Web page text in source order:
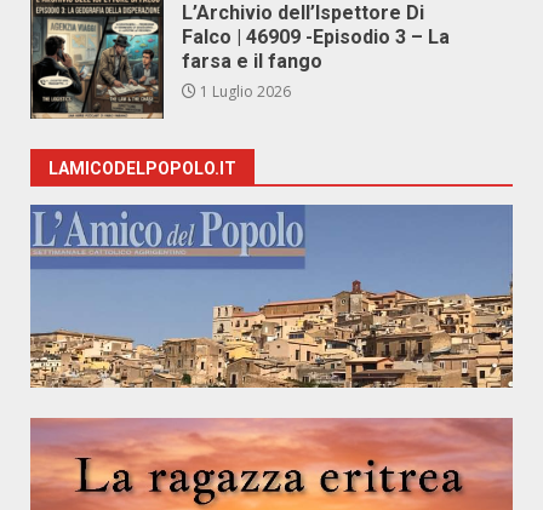
L’Archivio dell’Ispettore Di
Falco | 46909 -Episodio 3 – La
farsa e il fango
1 Luglio 2026
LAMICODELPOPOLO.IT